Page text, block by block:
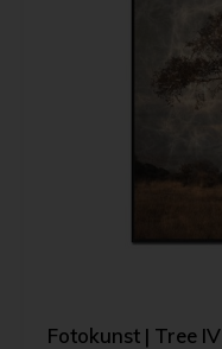
Fotokunst | Tree IV